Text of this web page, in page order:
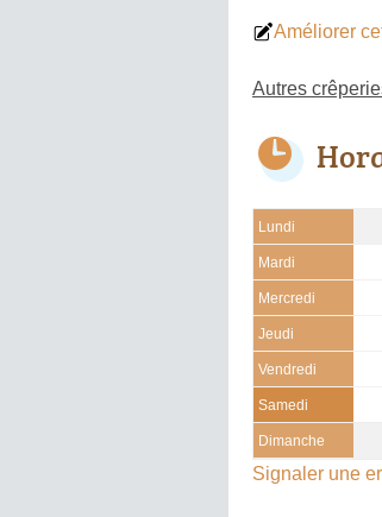
Améliorer
Autres
Lundi
Mardi
Mercredi
Jeudi
Vendredi
Samedi
Dimanche
Signaler une